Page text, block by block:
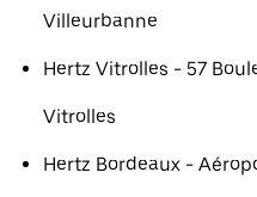
Villeurbanne
Hertz Vitrolles - 57
Vitrolles
Hertz Bordeaux -